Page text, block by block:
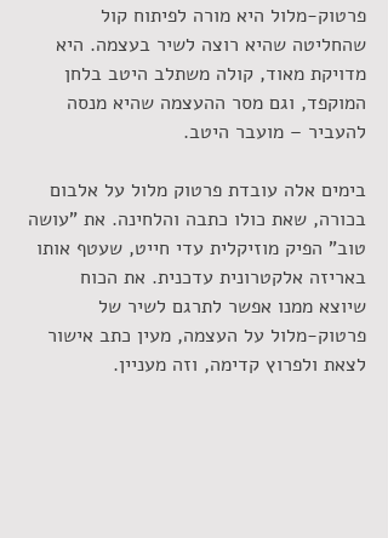
פרטוק-מלול היא מורה לפיתוח קול
שהחליטה שהיא רוצה לשיר בעצמה. היא
מדויקת מאוד, קולה משתלב היטב בלחן
המוקפד, וגם מסר ההעצמה שהיא מנסה
להעביר – מועבר היטב.
בימים אלה עובדת פרטוק מלול על אלבום
בכורה, שאת כולו כתבה והלחינה. את "עושה
טוב" הפיק מוזיקלית עדי חייט, שעטף אותו
באריזה אלקטרונית עדכנית. את הכוח
שיוצא ממנו אפשר לתרגם לשיר של
פרטוק-מלול על העצמה, מעין כתב אישור
לצאת ולפרוץ קדימה, וזה מעניין.